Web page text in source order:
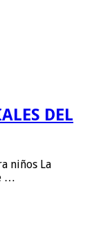
DEL
niños La
…